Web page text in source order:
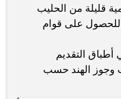
قليلة من الحليب
على قوام
التقديم
وجوز الهند حسب